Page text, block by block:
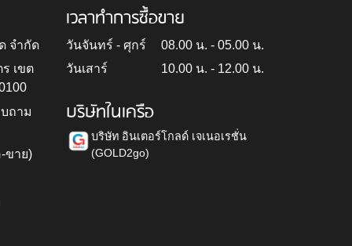
จำกัด
เขต
ถาม
ขาย)
เวลาทำการซื้อขาย
วันจันทร์ - ศุกร์
08.00 น. - 05.00 น.
วันเสาร์
10.00 น. - 12.00 น.
บริษัทในเครือ
บริษัท อินเตอร์โกลด์ เจเนอเรชั่น
(GOLD2go)